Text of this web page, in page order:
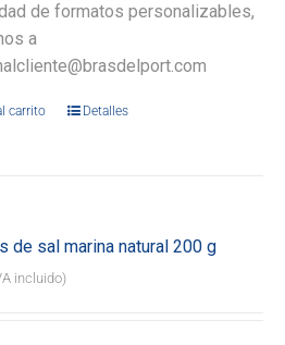
de formatos personalizables,
a
carrito Detalles
de sal marina natural 200 g
incluido)